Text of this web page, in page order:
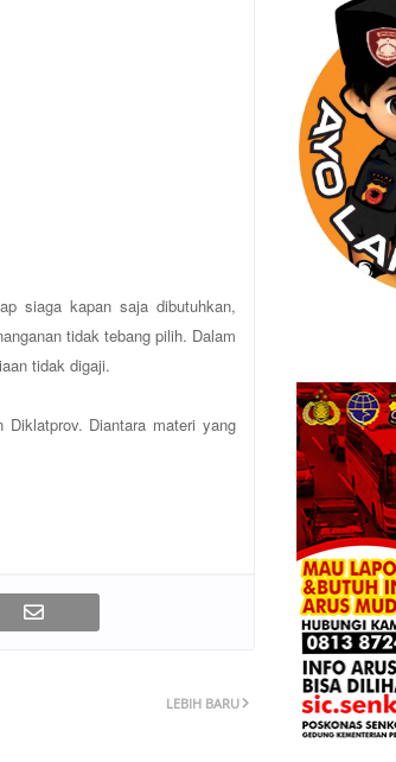
siaga kapan saja dibutuhkan,
tidak tebang pilih. Dalam
tidak digaji.
Diantara materi yang
LEBIH BARU